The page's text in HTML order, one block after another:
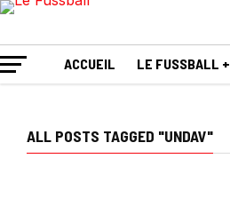
ACCUEIL LE FUSSBALL +
ALL POSTS TAGGED "UNDAV"